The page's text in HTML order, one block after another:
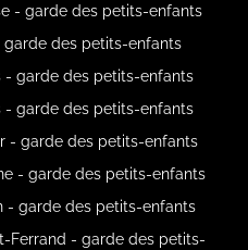
- garde des petits-enfants
garde des petits-enfants
- garde des petits-enfants
- garde des petits-enfants
- garde des petits-enfants
- garde des petits-enfants
- garde des petits-enfants
Ferrand - garde des petits-